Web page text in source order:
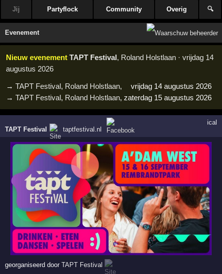
Jij Partyflock Community Overig 🔍
Evenement
Nieuw evenement TAPT Festival, Roland Holstlaan · vrijdag 14
augustus 2026
→TAPT Festival, Roland Holstlaan,
vrijdag 14 augustus 2026
→TAPT Festival, Roland Holstlaan,zaterdag 15 augustus 2026
TAPT Festival taptfestival.nl
ical
georganiseerd doorTAPT Festival